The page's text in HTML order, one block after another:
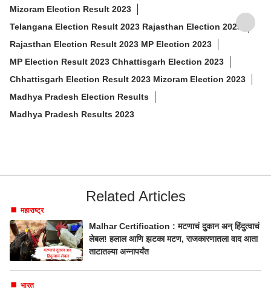
Mizoram Election Result 2023
Telangana Election Result 2023 Rajasthan Election 2023
Rajasthan Election Result 2023 MP Election 2023
MP Election Result 2023 Chhattisgarh Election 2023
Chhattisgarh Election Result 2023 Mizoram Election 2023
Madhya Pradesh Election Results
Madhya Pradesh Results 2023
Related Articles
महाराष्ट्र
Malhar Certification : मटणाचं दुकान अन् हिंदुत्वाचं
लेबल! हलाल आणि झटका मटण, राजकारणातला वाद आता
ताटातल्या अन्नापर्यंत
भारत